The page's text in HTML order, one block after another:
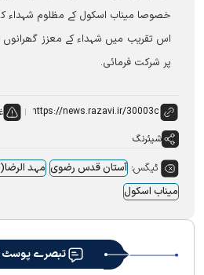
خصوصا میناب اسکول کے مظلوم شہداء
اس تقریب میں شہداء کے معزز
پر شرکت فرمائی۔
شیئرنگ
ٹیگس: آستان قدس رضوی مہد
میناب اسکول
تبصرے پوسٹ